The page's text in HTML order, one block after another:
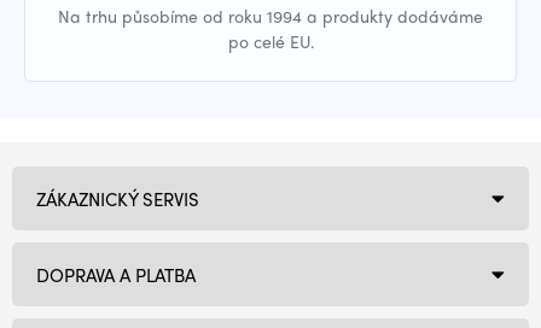
Na trhu působíme od roku 1994 a produkty dodáváme
po celé EU.
ZÁKAZNICKÝ SERVIS
DOPRAVA A PLATBA